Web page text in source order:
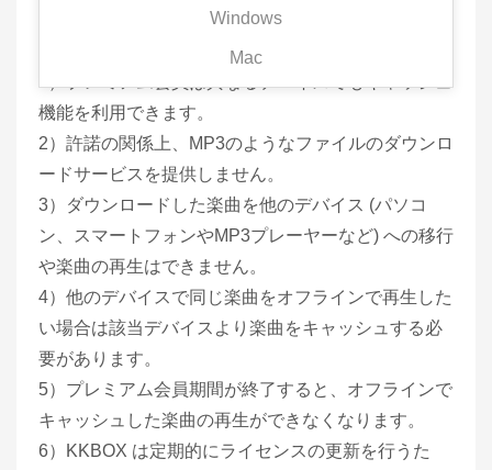
Windows
Mac
ない状態でも楽曲を聴くことができます。
機能を利用できます。
2）許諾の関係上、MP3のようなファイルのダウンロ
ードサービスを提供しません。
3）ダウンロードした楽曲を他のデバイス (パソコ
ン、スマートフォンやMP3プレーヤーなど) への移行
や楽曲の再生はできません。
4）他のデバイスで同じ楽曲をオフラインで再生した
い場合は該当デバイスより楽曲をキャッシュする必
要があります。
5）プレミアム会員期間が終了すると、オフラインで
キャッシュした楽曲の再生ができなくなります。
6）KKBOX は定期的にライセンスの更新を行うた